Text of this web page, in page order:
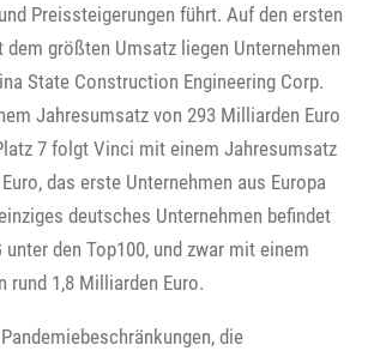
Preissteigerungen führt. Auf den ersten
dem größten Umsatz liegen Unternehmen
State Construction Engineering Corp.
Jahresumsatz von 293 Milliarden Euro
7 folgt Vinci mit einem Jahresumsatz
das erste Unternehmen aus Europa
deutsches Unternehmen befindet
unter den Top100, und zwar mit einem
rund 1,8 Milliarden Euro.
die